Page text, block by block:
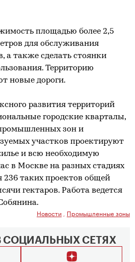
площадью более 2,5
для обслуживания
а также сделать стоянки
Территорию
новые дороги.
развития территорий
городские кварталы,
зон и
участков проектируют
и всю необходимую
в Москве на разных стадиях
236 таких проектов общей
гектаров. Работа ведется
Новости Промышленные зоны
СОЦИАЛЬНЫХ СЕТЯХ